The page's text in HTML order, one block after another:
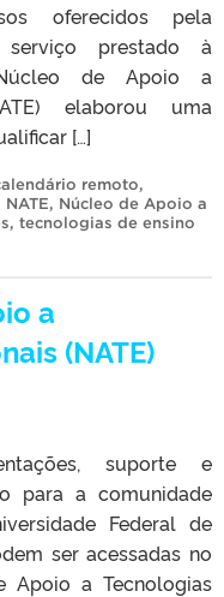
oferecidos pela
prestado à
de Apoio a
elaborou uma
[…]
remoto,
NATE, Núcleo de Apoio a
, tecnologias de ensino
a
(NATE)
suporte e
para a comunidade
Federal de
ser acessadas no
a Tecnologias